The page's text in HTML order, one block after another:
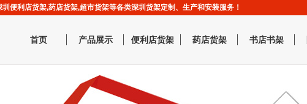
便利店货架,药店货架,超市货架等各类深圳货架定制、生产和安装服务！
首页 产品展示 便利店货架 药店货架 书店书架